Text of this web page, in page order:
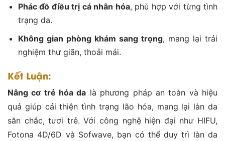
Phác đồ điều trị cá nhân hóa, phù hợp với từng tình
trạng da.
Không gian phòng khám sang trọng, mang lại trải
nghiệm thư giãn, thoải mái.
Kết Luận:
Nâng cơ trẻ hóa da là phương pháp an toàn và hiệu
quả giúp cải thiện tình trạng lão hóa, mang lại làn da
săn chắc, tươi trẻ. Với công nghệ hiện đại như HIFU,
Fotona 4D/6D và Sofwave, bạn có thể duy trì làn da